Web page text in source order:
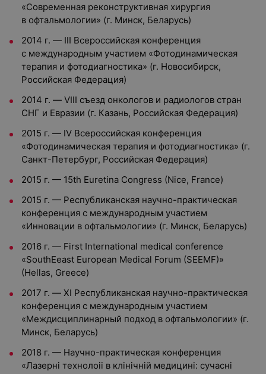
«Современная реконструктивная хирургия
в офтальмологии» (г. Минск, Беларусь)
2014 г. — III Всероссийская конференция
с международным участием «Фотодинамическая
терапия и фотодиагностика» (г. Новосибирск,
Российская Федерация)
2014 г. — VIII съезд онкологов и радиологов стран
СНГ и Евразии (г. Казань, Российская Федерация)
2015 г. — IV Всероссийская конференция
«Фотодинамическая терапия и фотодиагностика» (г.
Санкт-Петербург, Российская Федерация)
2015 г. — 15th Euretina Congress (Nice, France)
2015 г. — Республиканская научно-практическая
конференция с международным участием
«Инновации в офтальмологии» (г. Минск, Беларусь)
2016 г. — First International medical conference
«SouthEeast European Medical Forum (SEEMF)»
(Hellas, Greece)
2017 г. — XI Республиканская научно-практическая
конференция с международным участием
«Междисциплинарный подход в офтальмологии» (г.
Минск, Беларусь)
2018 г. — Научно-практическая конференция
«Лазернi технолоii в клiнiчнiй медицинi: сучаснi